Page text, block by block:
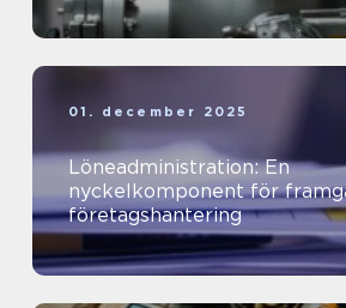
01. december 2025
Löneadministration: En
nyckelkomponent för
företagshantering